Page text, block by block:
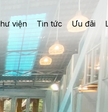
viện Tin tức Ưu đãi